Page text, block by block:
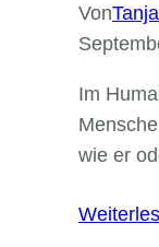
Von
Im
wie er